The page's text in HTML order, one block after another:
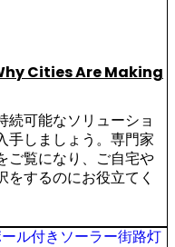
Cities Are Making
続可能なソリューショ
手しましょう。専門家
ご覧になり、ご自宅や
をするのにお役立てく